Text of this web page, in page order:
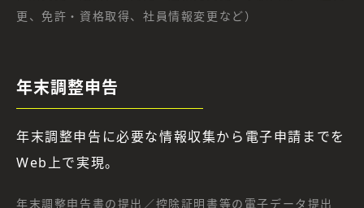
更、免許・資格取得、社員情報変更など）
年末調整申告
年末調整申告に必要な情報収集から電子申請までを
Web上で実現。
年末調整申告書の提出／控除証明書等の電子データ提出